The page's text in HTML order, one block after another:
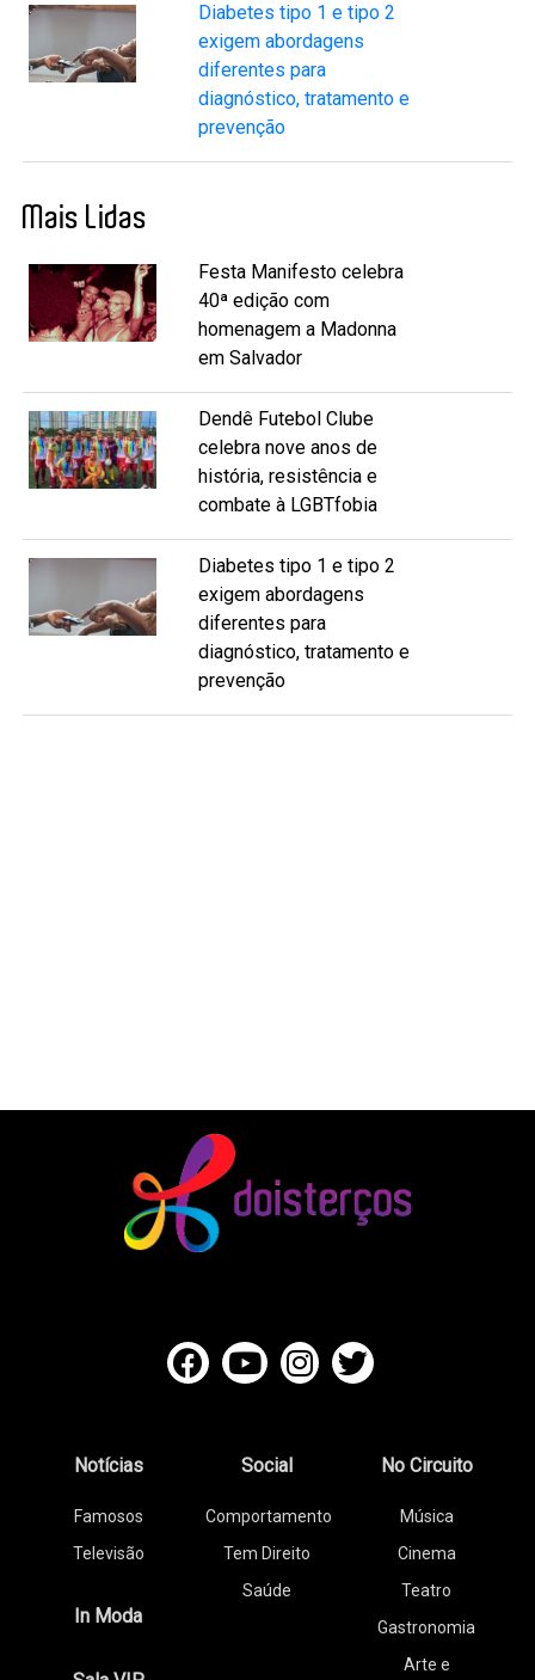
Diabetes tipo 1 e tipo 2
exigem abordagens
diferentes para
diagnóstico, tratamento e
prevenção
Mais Lidas
Festa Manifesto celebra
40ª edição com
homenagem a Madonna
em Salvador
Dendê Futebol Clube
celebra nove anos de
história, resistência e
combate à LGBTfobia
Diabetes tipo 1 e tipo 2
exigem abordagens
diferentes para
diagnóstico, tratamento e
prevenção
Notícias
Famosos
Televisão
In Moda
Social
Comportamento
Tem Direito
Saúde
No Circuito
Música
Cinema
Teatro
Gastronomia
Arte e